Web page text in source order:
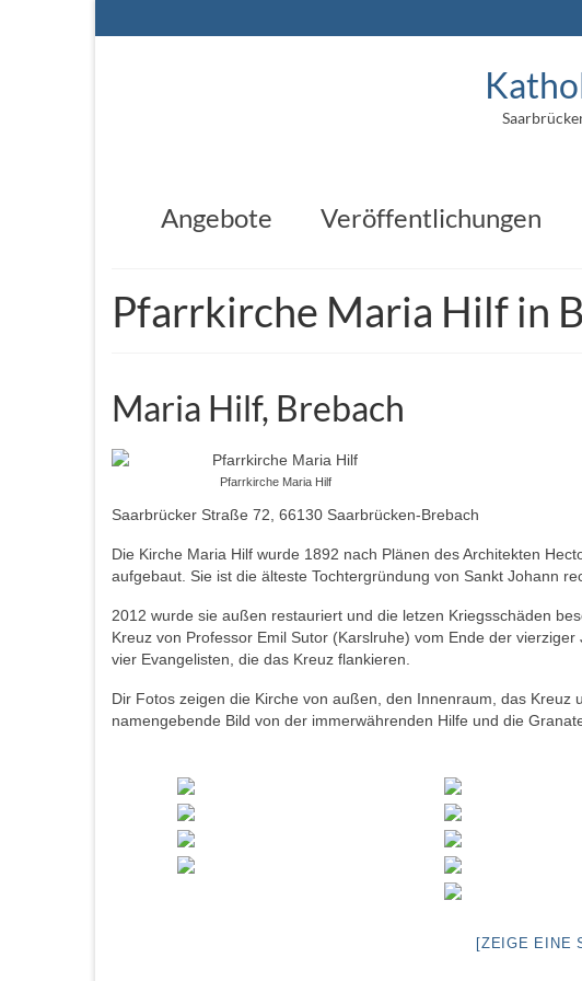
Angebote Veröffentlichungen
Pfarrkirche Maria Hilf in
Maria Hilf, Brebach
Pfarrkirche Maria Hilf
Saarbrücker Straße 72, 66130 Saarbrücken-Brebach
Die Kirche Maria Hilf wurde 1892 nach Plänen des Architekten
aufgebaut. Sie ist die älteste Tochtergründung von Sankt Johann
2012 wurde sie außen restauriert und die letzen Kriegsschäden
Kreuz von Professor Emil Sutor (Karslruhe) vom Ende der
vier Evangelisten, die das Kreuz flankieren.
Dir Fotos zeigen die Kirche von außen, den Innenraum, das Kreuz
namengebende Bild von der immerwährenden Hilfe und die
[ZEIGE EINE